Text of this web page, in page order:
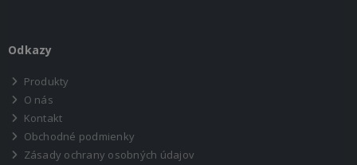
Odkazy
Produkty
O nás
Kontakt
Obchodné podmienky
Zásady ochrany osobných údajov